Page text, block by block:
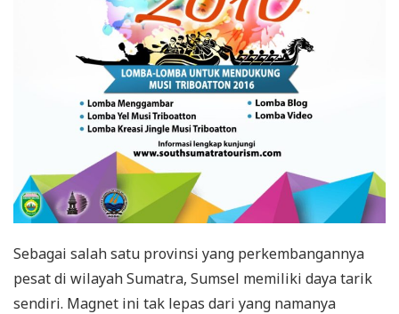
Sebagai salah satu provinsi yang perkembangannya
pesat di wilayah Sumatra, Sumsel memiliki daya tarik
sendiri. Magnet ini tak lepas dari yang namanya